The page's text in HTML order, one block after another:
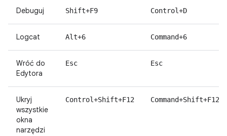
Debuguj Shift+F9 Control+D
Logcat Alt+6 Command+6
Wróć do
Edytora
Esc Esc
Ukryj
wszystkie
okna
narzędzi
Control+Shift+F12 Command+Shift+F12